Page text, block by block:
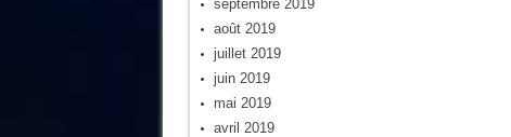
septembre 2019
août 2019
juillet 2019
juin 2019
mai 2019
avril 2019